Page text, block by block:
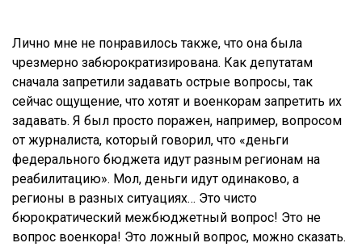
Лично мне не понравилось также, что она была
чрезмерно забюрократизирована. Как депутатам
сначала запретили задавать острые вопросы, так
сейчас ощущение, что хотят и военкорам запретить их
задавать. Я был просто поражен, например, вопросом
от журналиста, который говорил, что «деньги
федерального бюджета идут разным регионам на
реабилитацию». Мол, деньги идут одинаково, а
регионы в разных ситуациях… Это чисто
бюрократический межбюджетный вопрос! Это не
вопрос военкора! Это ложный вопрос, можно сказать.